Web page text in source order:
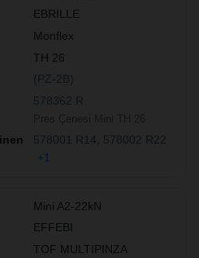
EBRILLE
Monflex
TH 26
(PZ-2B)
578362 R
578001 R14
578002 R22
+1
Mini A2-22kN
EFFEBI
TOF MULTIPINZA